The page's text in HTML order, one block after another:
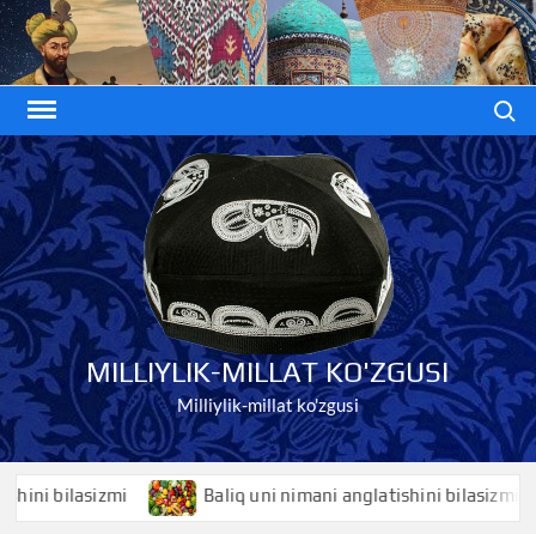
Skip
to
content
MILLIYLIK-MILLAT KO'ZGUSI
Milliylik-millat ko'zgusi
bilasizmi Baliq uni nimani anglatishini bilasizmi